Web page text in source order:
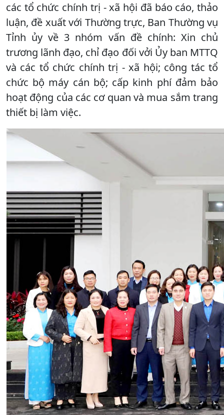
các tổ chức chính trị - xã hội đã báo cáo, thảo
luận, đề xuất với Thường trực, Ban Thường vụ
Tỉnh ủy về 3 nhóm vấn đề chính: Xin chủ
trương lãnh đạo, chỉ đạo đối vởi Ủy ban MTTQ
và các tổ chức chính trị - xã hội; công tác tổ
chức bộ máy cán bộ; cấp kinh phí đảm bảo
hoạt động của các cơ quan và mua sắm trang
thiết bị làm việc.